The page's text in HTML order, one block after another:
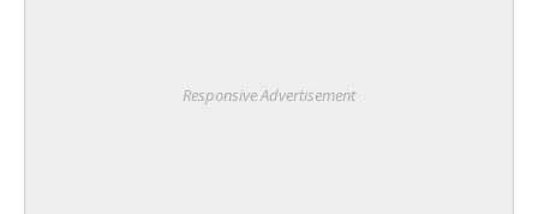
Responsive Advertisement